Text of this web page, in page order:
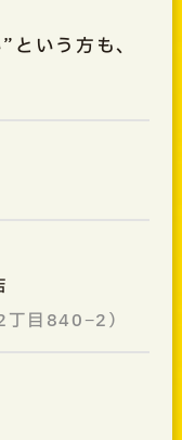
いう方も、
丁目840−2）